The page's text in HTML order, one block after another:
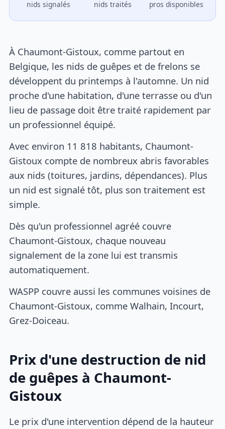
nids signalés nids traités pros disponibles
À Chaumont-Gistoux, comme partout en
Belgique, les nids de guêpes et de frelons se
développent du printemps à l'automne. Un nid
proche d'une habitation, d'une terrasse ou d'un
lieu de passage doit être traité rapidement par
un professionnel équipé.
Avec environ 11 818 habitants, Chaumont-
Gistoux compte de nombreux abris favorables
aux nids (toitures, jardins, dépendances). Plus
un nid est signalé tôt, plus son traitement est
simple.
Dès qu'un professionnel agréé couvre
Chaumont-Gistoux, chaque nouveau
signalement de la zone lui est transmis
automatiquement.
WASPP couvre aussi les communes voisines de
Chaumont-Gistoux, comme Walhain, Incourt,
Grez-Doiceau.
Prix d'une destruction de nid
de guêpes à Chaumont-
Gistoux
Le prix d'une intervention dépend de la hauteur